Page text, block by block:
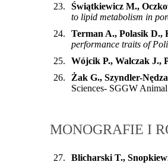
23.
Świątkiewicz M.,
to lipid metabolism in
24.
Terman A., Polasik
performance traits of
25.
Wójcik P., Walczak J.,
26.
Żak G., Szyndler-
Sciences- SGGW
MONOGRAFIE I
27. Blicharski T.,